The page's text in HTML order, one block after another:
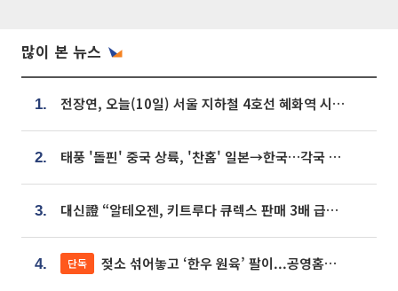
많이 본 뉴스
1. 전장연, 오늘(10일) 서울 지하철 4호선 혜화역 시위…1호선 용산역 무정차
2. 태풍 '돌핀' 중국 상륙, '찬홈' 일본→한국…각국 기상청 예상 경로는?
3. 대신證 “알테오젠, 키트루다 큐렉스 판매 3배 급증…목표가 41만원 상향”
4. 단독 젖소 섞어놓고 ‘한우 원육’ 팔이...공영홈쇼핑 표기·검증 구멍